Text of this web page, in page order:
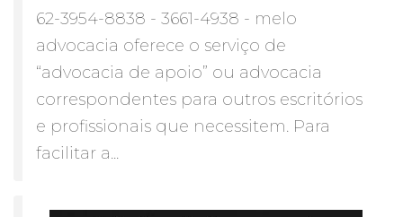
62-3954-8838 - 3661-4938 - melo
advocacia oferece o serviço de
“advocacia de apoio” ou advocacia
correspondentes para outros escritórios
e profissionais que necessitem. Para
facilitar a...